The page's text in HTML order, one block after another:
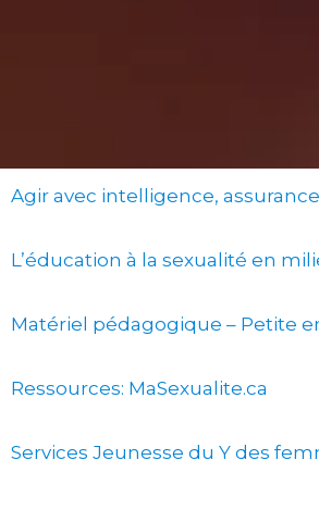
Agir avec intelligence,
L’éducation à la sexualité en
Matériel pédagogique – Petite
Ressources: MaSexualite.ca
Services Jeunesse du Y des